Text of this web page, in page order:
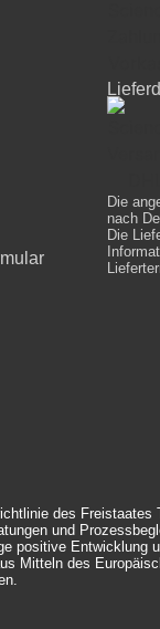
Die
nach
Die
des Freistaates
und
positive Entwicklung
Mitteln des